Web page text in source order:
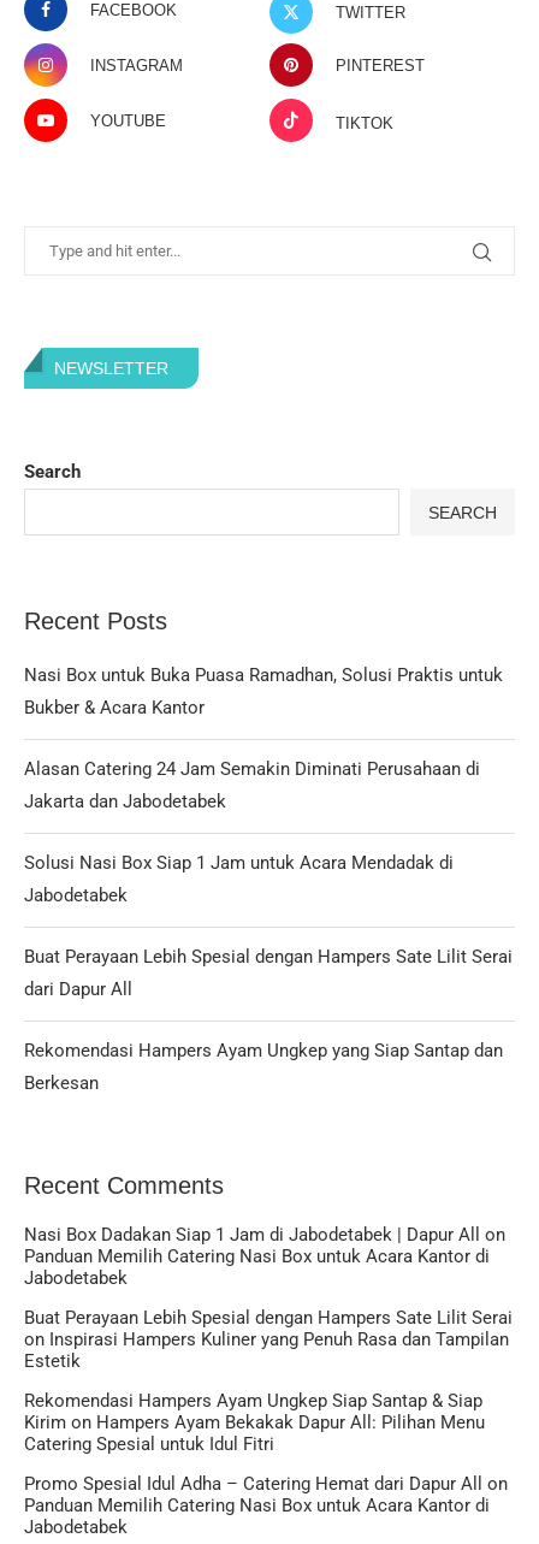
FACEBOOK TWITTER
INSTAGRAM PINTEREST
YOUTUBE TIKTOK
NEWSLETTER
Search
SEARCH
Recent Posts
Nasi Box untuk Buka Puasa Ramadhan, Solusi Praktis untuk
Bukber & Acara Kantor
Alasan Catering 24 Jam Semakin Diminati Perusahaan di
Jakarta dan Jabodetabek
Solusi Nasi Box Siap 1 Jam untuk Acara Mendadak di
Jabodetabek
Buat Perayaan Lebih Spesial dengan Hampers Sate Lilit Serai
dari Dapur All
Rekomendasi Hampers Ayam Ungkep yang Siap Santap dan
Berkesan
Recent Comments
Nasi Box Dadakan Siap 1 Jam di Jabodetabek | Dapur All
on
Panduan Memilih Catering Nasi Box untuk Acara Kantor di
Jabodetabek
Buat Perayaan Lebih Spesial dengan Hampers Sate Lilit Serai
on Inspirasi Hampers Kuliner yang Penuh Rasa dan Tampilan
Estetik
Rekomendasi Hampers Ayam Ungkep Siap Santap & Siap
Kirim on Hampers Ayam Bekakak Dapur All: Pilihan Menu
Catering Spesial untuk Idul Fitri
Promo Spesial Idul Adha – Catering Hemat dari Dapur All
on
Panduan Memilih Catering Nasi Box untuk Acara Kantor di
Jabodetabek